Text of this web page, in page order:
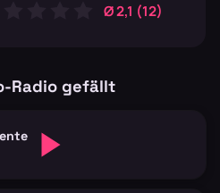
Ø 2,1 (12)
Radio gefällt